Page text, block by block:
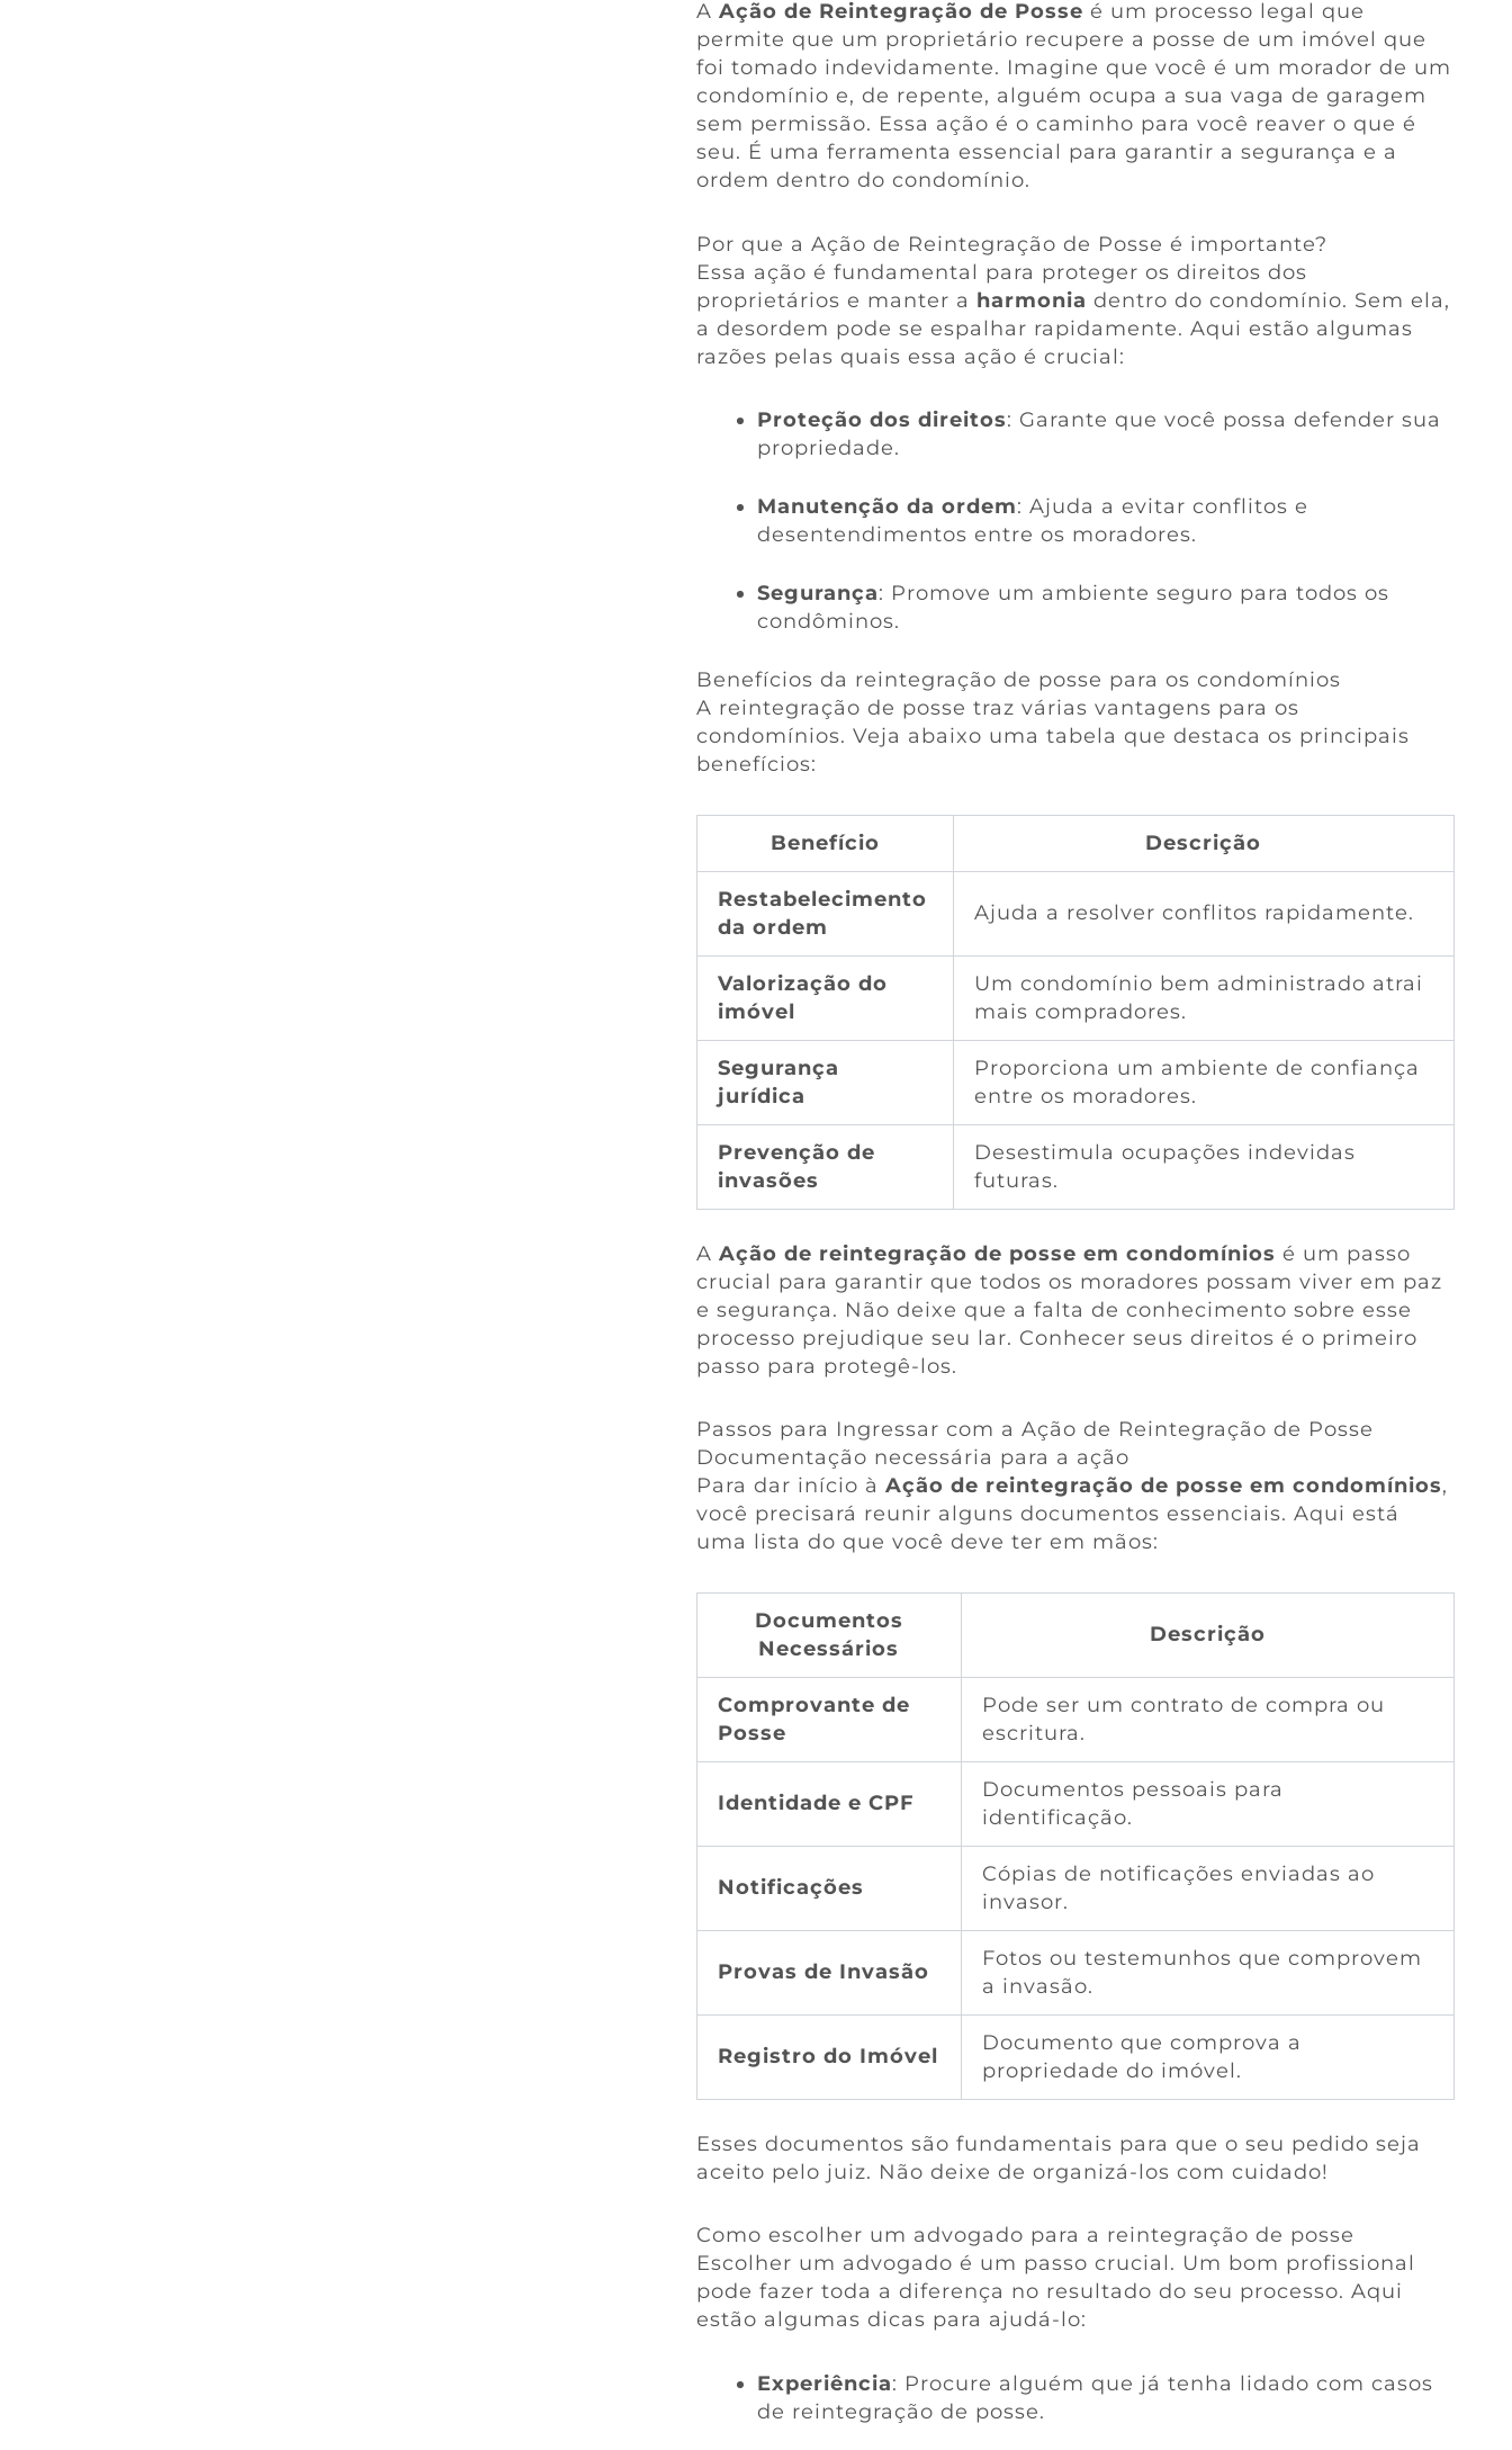
A Ação de Reintegração de Posse é um processo legal que
permite que um proprietário recupere a posse de um imóvel que
foi tomado indevidamente. Imagine que você é um morador de um
condomínio e, de repente, alguém ocupa a sua vaga de garagem
sem permissão. Essa ação é o caminho para você reaver o que é
seu. É uma ferramenta essencial para garantir a segurança e a
ordem dentro do condomínio.
Por que a Ação de Reintegração de Posse é importante?
Essa ação é fundamental para proteger os direitos dos
proprietários e manter a harmonia dentro do condomínio. Sem ela,
a desordem pode se espalhar rapidamente. Aqui estão algumas
razões pelas quais essa ação é crucial:
Proteção dos direitos: Garante que você possa defender sua
propriedade.
Manutenção da ordem: Ajuda a evitar conflitos e
desentendimentos entre os moradores.
Segurança: Promove um ambiente seguro para todos os
condôminos.
Benefícios da reintegração de posse para os condomínios
A reintegração de posse traz várias vantagens para os
condomínios. Veja abaixo uma tabela que destaca os principais
benefícios:
Benefício Descrição
Restabelecimento
da ordem
Ajuda a resolver conflitos rapidamente.
Valorização do
imóvel
Um condomínio bem administrado atrai
mais compradores.
Segurança
jurídica
Proporciona um ambiente de confiança
entre os moradores.
Prevenção de
invasões
Desestimula ocupações indevidas
futuras.
A Ação de reintegração de posse em condomínios é um passo
crucial para garantir que todos os moradores possam viver em paz
e segurança. Não deixe que a falta de conhecimento sobre esse
processo prejudique seu lar. Conhecer seus direitos é o primeiro
passo para protegê-los.
Passos para Ingressar com a Ação de Reintegração de Posse
Documentação necessária para a ação
Para dar início à Ação de reintegração de posse em condomínios,
você precisará reunir alguns documentos essenciais. Aqui está
uma lista do que você deve ter em mãos:
Documentos
Necessários
Descrição
Comprovante de
Posse
Pode ser um contrato de compra ou
escritura.
Identidade e CPF
Documentos pessoais para
identificação.
Notificações
Cópias de notificações enviadas ao
invasor.
Provas de Invasão
Fotos ou testemunhos que comprovem
a invasão.
Registro do Imóvel
Documento que comprova a
propriedade do imóvel.
Esses documentos são fundamentais para que o seu pedido seja
aceito pelo juiz. Não deixe de organizá-los com cuidado!
Como escolher um advogado para a reintegração de posse
Escolher um advogado é um passo crucial. Um bom profissional
pode fazer toda a diferença no resultado do seu processo. Aqui
estão algumas dicas para ajudá-lo:
Experiência: Procure alguém que já tenha lidado com casos
de reintegração de posse.